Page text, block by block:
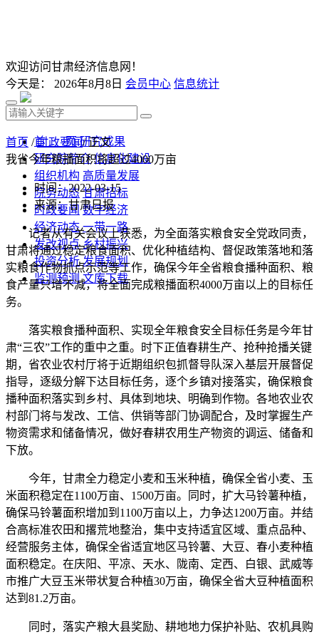
欢迎访问甘肃经济信息网！
今天是： 2026年8月8日 会员中心 信息统计
首 页 研究成果
研究院简介 信息化建设
组织机构 高质量发展
院务动态 甘肃招标
时政要闻 数字经济
经济动态 一带一路
发改视点 乡村振兴
投资分析 发展规划
监测预测 文库下载
首页 /时政要闻/ 正文
我省今年粮播面积将超过4000万亩
时间：2022-03-15
来源：甘肃日报
记者从有关会议上获悉，为全面落实粮食安全党政同责，
甘肃将通过稳定粮食面积、优化种植结构、督促政策落地和落
实粮食作物抓点示范等工作，确保今年全省粮食播种面积、粮
食产量只增不减，将全面完成粮播面积4000万亩以上的目标任
务。
落实粮食播种面积、实现全年粮食安全目标任务是今年甘
肃“三农”工作的重中之重。时下正值春耕生产、抢种抢播关键
期，省农业农村厅将于近期组织包抓督导队深入基层开展督促
指导，逐级分解下达目标任务，逐个乡镇对接落实，确保粮食
播种面积落实到乡村、具体到地块、明确到作物。各地农业农
村部门将与发改、工信、供销等部门协调配合，及时掌握生产
物资需求和储备情况，做好春耕农用生产物资的调运、储备和
下放。
今年，甘肃全力稳定小麦和玉米种植，确保全省小麦、玉
米面积稳定在1100万亩、1500万亩。同时，扩大马铃薯种植，
确保马铃薯面积增加到1100万亩以上，力争达1200万亩。并结
合高标准农田和撂荒地整治，集中支持适宜区域、重点品种、
经营服务主体，确保全省适宜地区马铃薯、大豆、春小麦种植
面积稳定。在庆阳、平凉、天水、陇南、定西、白银、武威等
市推广大豆玉米带状复合种植30万亩，确保全省大豆种植面积
达到81.2万亩。
同时，落实产粮大县奖励、耕地地力保护补贴、农机具购